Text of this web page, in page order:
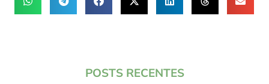
POSTS RECENTES